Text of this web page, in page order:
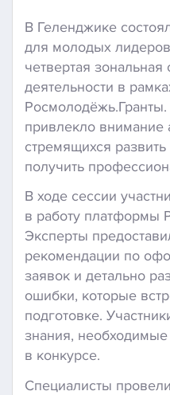
В Геленджике
для молодых
четвертая
деятельности в
привлекло внимание
стремящихся
получить
В ходе сессии
в работу платформы
Эксперты
рекомендации по
заявок и детально
ошибки, которые
подготовке.
знания,
в конкурсе.
Специалисты